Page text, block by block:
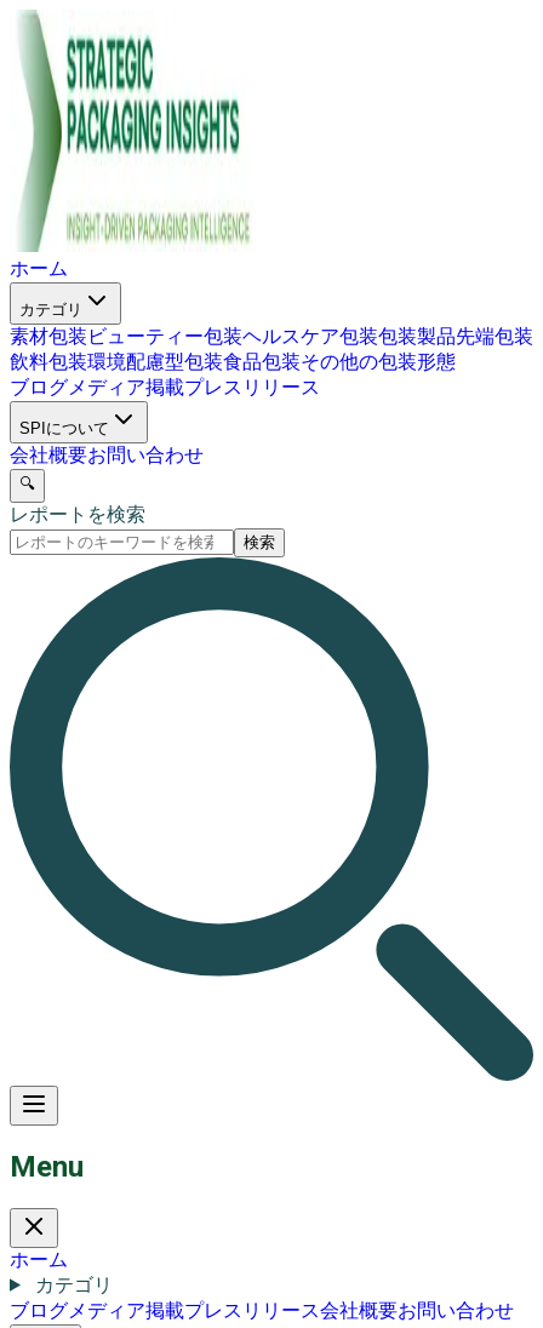
ホーム
カテゴリ
素材包装 ビューティー包装ヘルスケア包装包装製品先端包装
飲料包装環境配慮型包装食品包装その他の包装形態
ブログメディア掲載プレスリリース
SPIについて
会社概要お問い合わせ
🔍
レポートを検索
検索
Menu
ホーム
カテゴリ
ブログメディア掲載プレスリリース会社概要お問い合わせ